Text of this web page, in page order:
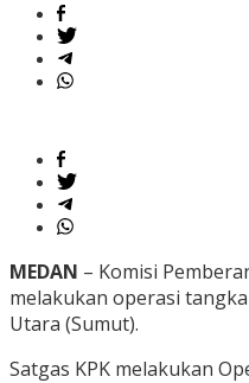
MEDAN – Komisi
melakukan operasi
Utara (Sumut).
Satgas KPK melakukan